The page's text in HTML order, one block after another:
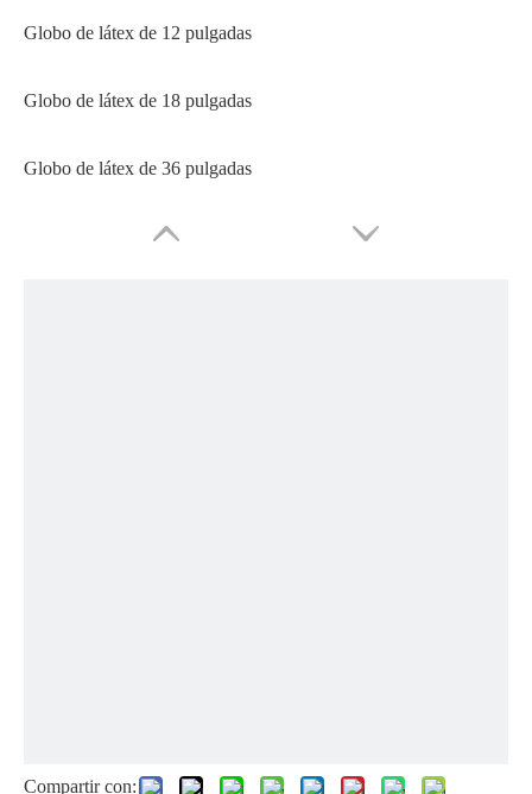
Globo de látex de 12 pulgadas
Globo de látex de 18 pulgadas
Globo de látex de 36 pulgadas
Compartir con: